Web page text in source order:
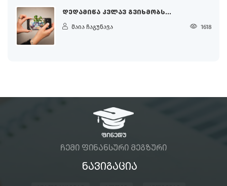
ᲓᲔᲓᲐᲛᲘᲬᲐ ᲙᲕᲚᲐᲕ ᲒᲕᲘᲮᲛᲝᲑᲡ...
მაია ჩაგუნავა 1618
ᲩᲔᲛᲘ ᲤᲘᲜᲐᲜᲡᲣᲠᲘ ᲛᲔᲒᲖᲣᲠᲘ
ᲜᲐᲕᲘᲒᲐᲪᲘᲐ